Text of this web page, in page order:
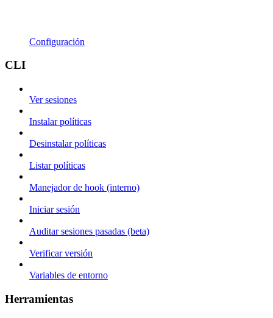
Configuración
CLI
Ver sesiones
Instalar políticas
Desinstalar políticas
Listar políticas
Manejador de hook (interno)
Iniciar sesión
Auditar sesiones pasadas (beta)
Verificar versión
Variables de entorno
Herramientas